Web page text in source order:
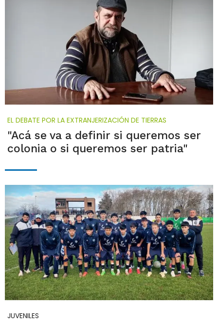
EL DEBATE POR LA EXTRANJERIZACIÓN DE TIERRAS
"Acá se va a definir si queremos ser
colonia o si queremos ser patria"
JUVENILES